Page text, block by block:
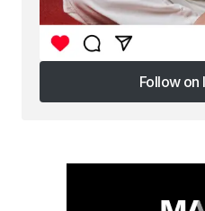
Follow on
Follow on